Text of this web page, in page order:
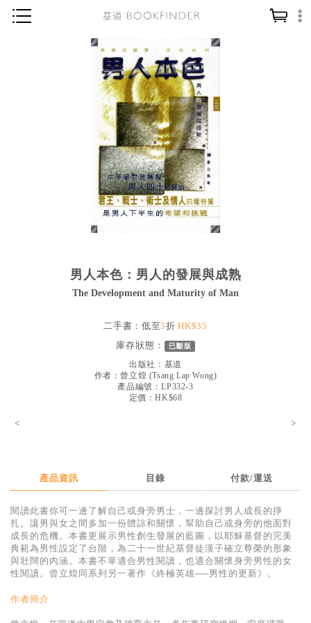
神學／教義
讀經／研經
教會歷史
靈修／禱告
信徒生活
教會事工
社會／倫理
哲學／宗教比較
見證／傳記
得獎作品推介
中文二手書
英文二手書
精選英文書
男人本色：男人的發展與成熟
The Development and Maturity of Man
二手書：低至5折HK$35
庫存狀態：
已斷版
出版社： 基道
作者： 曾立煌 (Tsang Lap Wong)
產品編號：LP332-3
定價：HK$68
< >
產品資訊 目錄 付款/運送
閱讀此書你可一邊了解自己或身旁男士，一邊探討男人成長的掙
扎。讓男與女之間多加一份體諒和關懷，幫助自己或身旁的他面對
成長的危機。本書更展示男性創生發展的藍圖，以耶穌基督的完美
典範為男性設定了台階，為二十一世紀基督徒漢子確立尊榮的形象
與壯闊的內涵。本書不單適合男性閱讀，也適合關懷身旁男性的女
性閱讀。曾立煌同系列另一著作《終極英雄──男性的更新》。
作者簡介